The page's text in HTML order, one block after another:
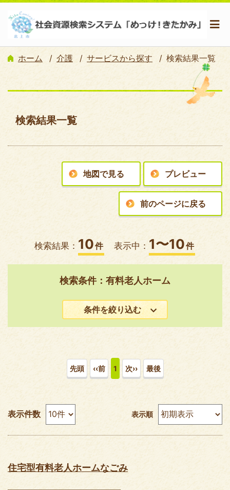
ホーム 介護 サービスから探す 検索結果一覧
検索結果一覧
地図で見る プレビュー
前のページに戻る
検索結果： 10件 表示中： 1〜10件
検索条件：有料老人ホーム
条件を絞り込む
表示件数
先頭 ‹‹前 1 次›› 最後
表示順
住宅型有料老人ホームなごみ